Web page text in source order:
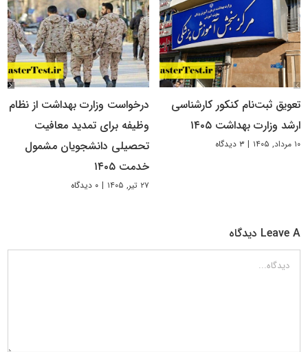
تعویق ثبت‌نام کنکور کارشناسی
ارشد وزارت بهداشت ۱۴۰۵
۱۰ مرداد, ۱۴۰۵ | ۳ دیدگاه
درخواست وزارت بهداشت از نظام
وظیفه برای تمدید معافیت
تحصیلی دانشجویان مشمول
خدمت ۱۴۰۵
۲۷ تیر, ۱۴۰۵ | ۰ دیدگاه
Leave A دیدگاه
دیدگاه